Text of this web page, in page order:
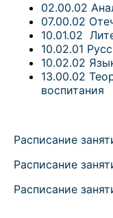
02.00.02
07.00.02
10.01.02
10.02.01
10.02.02
13.00.02
воспитания
Расписание
Расписание
Расписание